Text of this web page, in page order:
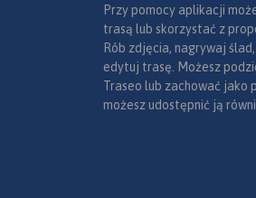
Przy pomocy aplikacji
trasą lub skorzystać z
Rób zdjęcia, nagrywaj
edytuj trasę. Możesz
Traseo lub zachować jako
możesz udostępnić ją